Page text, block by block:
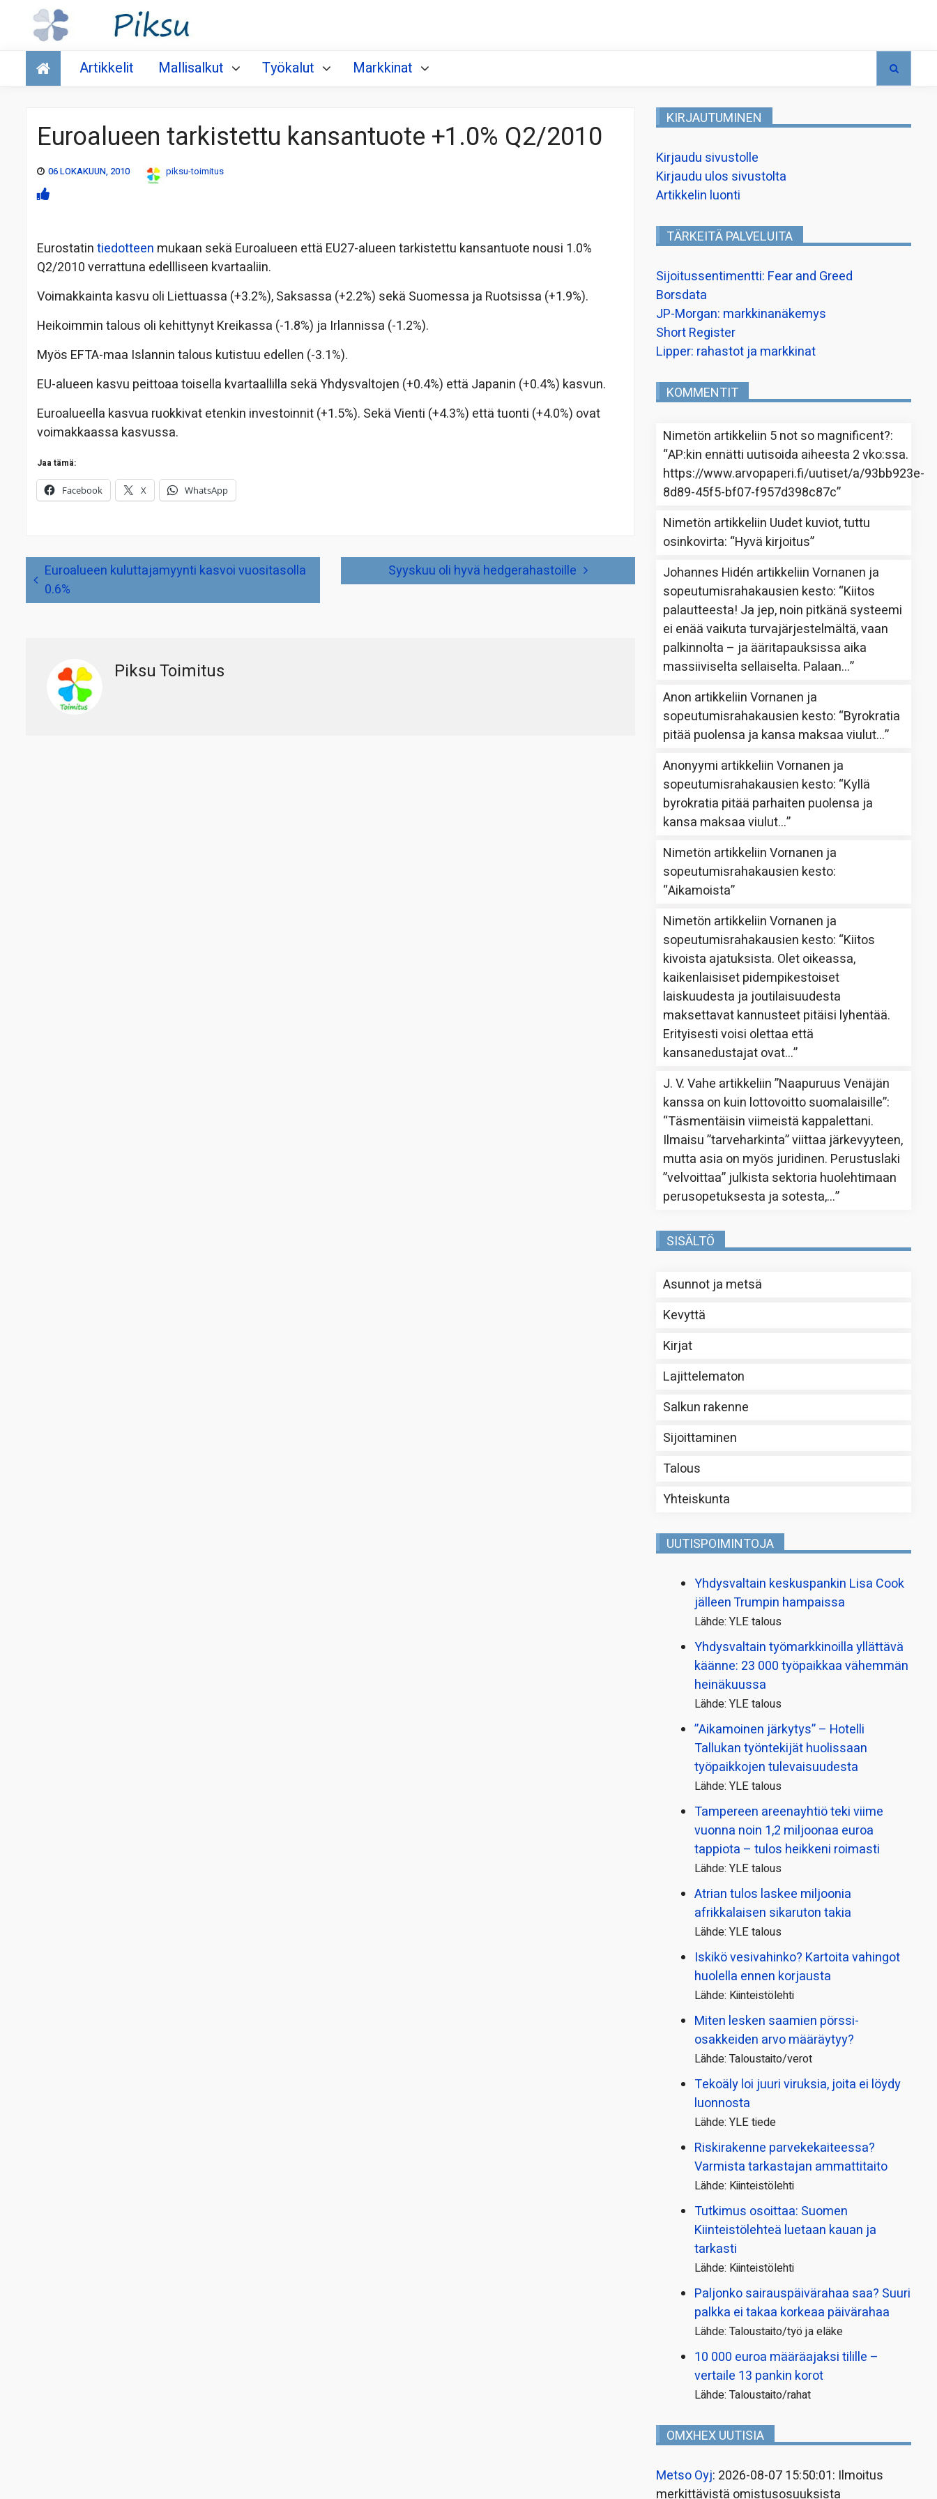
Talous
Artikkelit Mallisalkut Työkalut Markkinat
Euroalueen tarkistettu kansantuote +1.0% Q2/2010
06 LOKAKUUN, 2010 piksu-toimitus
Eurostatintiedotteen mukaan sekä Euroalueen että EU27-alueen tarkistettu kansantuote nousi 1.0%
Q2/2010 verrattuna edellliseen kvartaaliin.
Voimakkainta kasvu oli Liettuassa (+3.2%), Saksassa (+2.2%) sekä Suomessa ja Ruotsissa (+1.9%).
Heikoimmin talous oli kehittynyt Kreikassa (-1.8%) ja Irlannissa (-1.2%).
Myös EFTA-maa Islannin talous kutistuu edellen (-3.1%).
EU-alueen kasvu peittoaa toisella kvartaallilla sekä Yhdysvaltojen (+0.4%) että Japanin (+0.4%) kasvun.
Euroalueella kasvua ruokkivat etenkin investoinnit (+1.5%). Sekä Vienti (+4.3%) että tuonti (+4.0%) ovat
voimakkaassa kasvussa.
Jaa tämä:
Facebook X WhatsApp
Artikkelien
selausEuroalueen kuluttajamyynti kasvoi vuositasolla
0.6%
Syyskuu oli hyvä hedgerahastoille
Piksu Toimitus
KIRJAUTUMINEN
Kirjaudu sivustolle
Kirjaudu ulos sivustolta
Artikkelin luonti
TÄRKEITÄ PALVELUITA
Sijoitussentimentti: Fear and Greed
Borsdata
JP-Morgan: markkinanäkemys
Short Register
Lipper: rahastot ja markkinat
KOMMENTIT
Nimetön artikkeliin 5 not so magnificent?:
“AP:kin ennätti uutisoida aiheesta 2 vko:ssa.
https://www.arvopaperi.fi/uutiset/a/93bb923e-
8d89-45f5-bf07-f957d398c87c”
Nimetön artikkeliin Uudet kuviot, tuttu
osinkovirta: “Hyvä kirjoitus”
Johannes Hidén artikkeliinVornanen ja
sopeutumisrahakausien kesto: “Kiitos
palautteesta! Ja jep, noin pitkänä systeemi
ei enää vaikuta turvajärjestelmältä, vaan
palkinnolta – ja ääritapauksissa aika
massiiviselta sellaiselta. Palaan…”
Anon artikkeliinVornanen ja
sopeutumisrahakausien kesto: “Byrokratia
pitää puolensa ja kansa maksaa viulut…”
Anonyymi artikkeliinVornanen ja
sopeutumisrahakausien kesto: “Kyllä
byrokratia pitää parhaiten puolensa ja
kansa maksaa viulut…”
Nimetön artikkeliinVornanen ja
sopeutumisrahakausien kesto:
“Aikamoista”
Nimetön artikkeliinVornanen ja
sopeutumisrahakausien kesto: “Kiitos
kivoista ajatuksista. Olet oikeassa,
kaikenlaisiset pidempikestoiset
laiskuudesta ja joutilaisuudesta
maksettavat kannusteet pitäisi lyhentää.
Erityisesti voisi olettaa että
kansanedustajat ovat…”
J. V. Vahe artikkeliin”Naapuruus Venäjän
kanssa on kuin lottovoitto suomalaisille”:
“Täsmentäisin viimeistä kappalettani.
Ilmaisu ”tarveharkinta” viittaa järkevyyteen,
mutta asia on myös juridinen. Perustuslaki
”velvoittaa” julkista sektoria huolehtimaan
perusopetuksesta ja sotesta,…”
SISÄLTÖ
Asunnot ja metsä
Kevyttä
Kirjat
Lajittelematon
Salkun rakenne
Sijoittaminen
Talous
Yhteiskunta
UUTISPOIMINTOJA
Yhdysvaltain keskuspankin Lisa Cook
jälleen Trumpin hampaissa
Lähde: YLE talous
Yhdysvaltain työmarkkinoilla yllättävä
käänne: 23 000 työpaikkaa vähemmän
heinäkuussa
Lähde: YLE talous
”Aikamoinen järkytys” – Hotelli
Tallukan työntekijät huolissaan
työpaikkojen tulevaisuudesta
Lähde: YLE talous
Tampereen areenayhtiö teki viime
vuonna noin 1,2 miljoonaa euroa
tappiota – tulos heikkeni roimasti
Lähde: YLE talous
Atrian tulos laskee miljoonia
afrikkalaisen sikaruton takia
Lähde: YLE talous
Iskikö vesivahinko? Kartoita vahingot
huolella ennen korjausta
Lähde: Kiinteistölehti
Miten lesken saamien pörssi­
osakkeiden arvo määräytyy?
Lähde: Taloustaito/verot
Tekoäly loi juuri viruksia, joita ei löydy
luonnosta
Lähde: YLE tiede
Riskirakenne parvekekaiteessa?
Varmista tarkastajan ammattitaito
Lähde: Kiinteistölehti
Tutkimus osoittaa: Suomen
Kiinteistölehteä luetaan kauan ja
tarkasti
Lähde: Kiinteistölehti
Paljonko sairauspäivä­rahaa saa? Suuri
palkka ei takaa korkeaa päivärahaa
Lähde: Taloustaito/työ ja eläke
10 000 euroa määräajaksi tilille –
vertaile 13 pankin korot
Lähde: Taloustaito/rahat
OMXHEX UUTISIA
Metso Oyj: 2026-08-07 15:50:01: Ilmoitus
merkittävistä omistusosuuksista